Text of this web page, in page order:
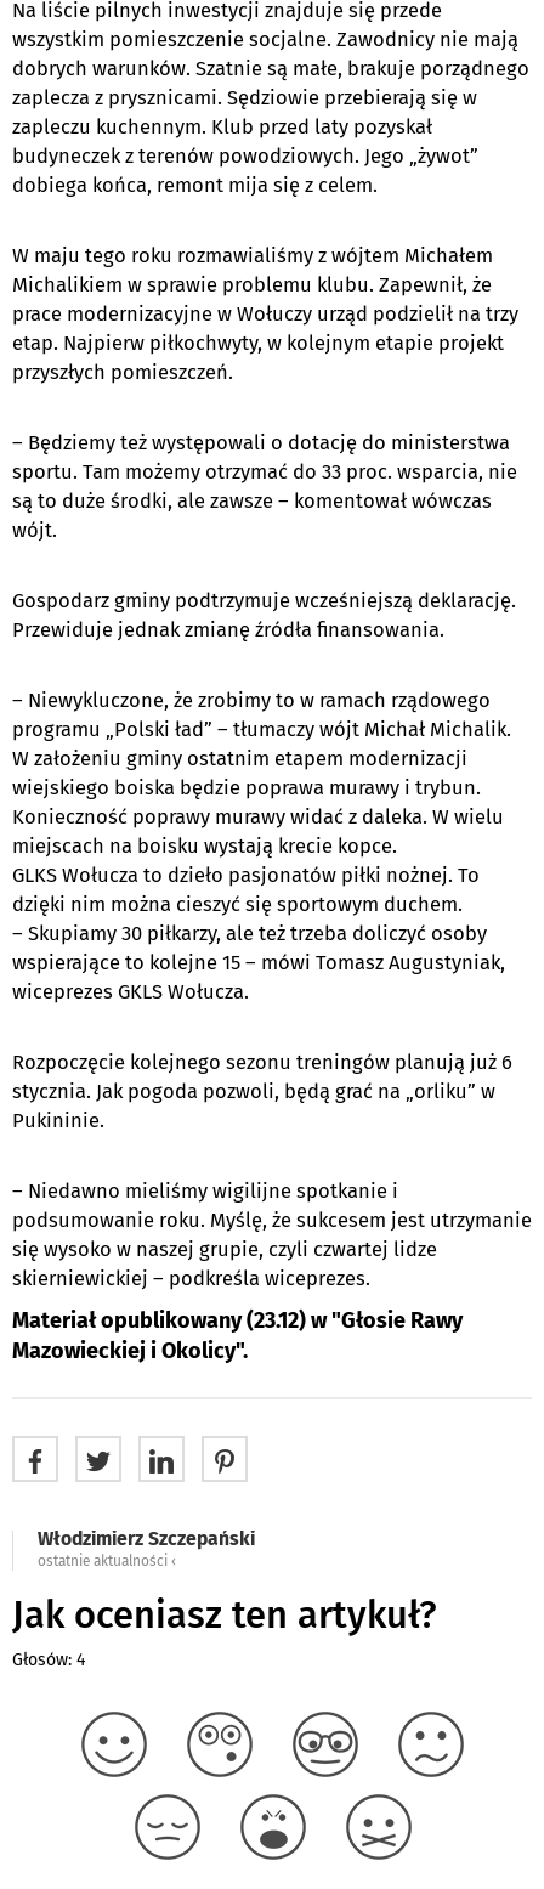
Na liście pilnych inwestycji znajduje się przede
wszystkim pomieszczenie socjalne. Zawodnicy nie mają
dobrych warunków. Szatnie są małe, brakuje porządnego
zaplecza z prysznicami. Sędziowie przebierają się w
zapleczu kuchennym. Klub przed laty pozyskał
budyneczek z terenów powodziowych. Jego „żywot”
dobiega końca, remont mija się z celem.
W maju tego roku rozmawialiśmy z wójtem Michałem
Michalikiem w sprawie problemu klubu. Zapewnił, że
prace modernizacyjne w Wołuczy urząd podzielił na trzy
etap. Najpierw piłkochwyty, w kolejnym etapie projekt
przyszłych pomieszczeń.
– Będziemy też występowali o dotację do ministerstwa
sportu. Tam możemy otrzymać do 33 proc. wsparcia, nie
są to duże środki, ale zawsze – komentował wówczas
wójt.
Gospodarz gminy podtrzymuje wcześniejszą deklarację.
Przewiduje jednak zmianę źródła finansowania.
– Niewykluczone, że zrobimy to w ramach rządowego
programu „Polski ład” – tłumaczy wójt Michał Michalik.
W założeniu gminy ostatnim etapem modernizacji
wiejskiego boiska będzie poprawa murawy i trybun.
Konieczność poprawy murawy widać z daleka. W wielu
miejscach na boisku wystają krecie kopce.
GLKS Wołucza to dzieło pasjonatów piłki nożnej. To
dzięki nim można cieszyć się sportowym duchem.
– Skupiamy 30 piłkarzy, ale też trzeba doliczyć osoby
wspierające to kolejne 15 – mówi Tomasz Augustyniak,
wiceprezes GKLS Wołucza.
Rozpoczęcie kolejnego sezonu treningów planują już 6
stycznia. Jak pogoda pozwoli, będą grać na „orliku” w
Pukininie.
– Niedawno mieliśmy wigilijne spotkanie i
podsumowanie roku. Myślę, że sukcesem jest utrzymanie
się wysoko w naszej grupie, czyli czwartej lidze
skierniewickiej – podkreśla wiceprezes.
Materiał opublikowany (23.12) w "Głosie Rawy
Mazowieckiej i Okolicy".
Włodzimierz Szczepański
ostatnie aktualności ‹
Jak oceniasz ten artykuł?
Głosów: 4